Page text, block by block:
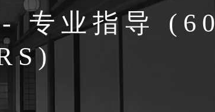
专业指导 (60